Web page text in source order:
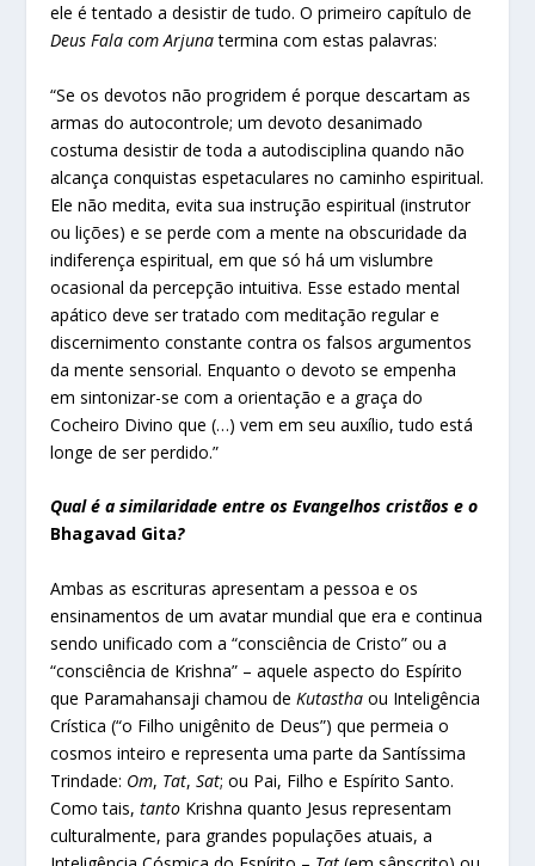
ele é tentado a desistir de tudo. O primeiro capítulo de
Deus Fala com Arjunatermina com estas palavras:
“Se os devotos não progridem é porque descartam as
armas do autocontrole; um devoto desanimado
costuma desistir de toda a autodisciplina quando não
alcança conquistas espetaculares no caminho espiritual.
Ele não medita, evita sua instrução espiritual (instrutor
ou lições) e se perde com a mente na obscuridade da
indiferença espiritual, em que só há um vislumbre
ocasional da percepção intuitiva. Esse estado mental
apático deve ser tratado com meditação regular e
discernimento constante contra os falsos argumentos
da mente sensorial. Enquanto o devoto se empenha
em sintonizar-se com a orientação e a graça do
Cocheiro Divino que (…) vem em seu auxílio, tudo está
longe de ser perdido.”
Qual é a similaridade entre os Evangelhos cristãos e o
Bhagavad Gita?
Ambas as escrituras apresentam a pessoa e os
ensinamentos de um avatar mundial que era e continua
sendo unificado com a “consciência de Cristo” ou a
“consciência de Krishna” – aquele aspecto do Espírito
que Paramahansaji chamou de Kutastha ou Inteligência
Crística (“o Filho unigênito de Deus”) que permeia o
cosmos inteiro e representa uma parte da Santíssima
Trindade: Om, Tat,Sat; ou Pai, Filho e Espírito Santo.
Como tais,tanto Krishna quanto Jesus representam
culturalmente, para grandes populações atuais, a